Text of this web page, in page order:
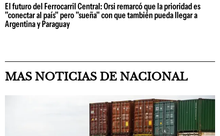
El futuro del Ferrocarril Central: Orsi remarcó que la prioridad es
"conectar al país" pero "sueña" con que también pueda llegar a
Argentina y Paraguay
MAS NOTICIAS DE NACIONAL